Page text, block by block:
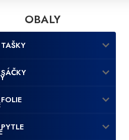
OBALY
TAŠKY
SÁČKY
FOLIE
PYTLE